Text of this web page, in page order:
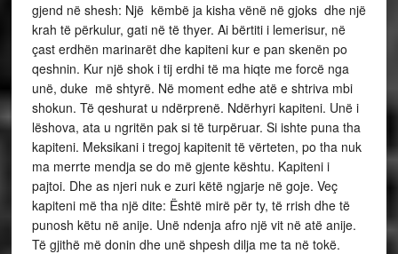
gjend në shesh: Një këmbë ja kisha vënë në gjoks dhe një
krah të përkulur, gati në të thyer. Ai bërtiti i lemerisur, në
çast erdhën marinarët dhe kapiteni kur e pan skenën po
qeshnin. Kur një shok i tij erdhi të ma hiqte me forcë nga
unë, duke më shtyrë. Në moment edhe atë e shtriva mbi
shokun. Të qeshurat u ndërprenë. Ndërhyri kapiteni. Unë i
lëshova, ata u ngritën pak si të turpëruar. Si ishte puna tha
kapiteni. Meksikani i tregoj kapitenit të vërteten, po tha nuk
ma merrte mendja se do më gjente kështu. Kapiteni i
pajtoi. Dhe as njeri nuk e zuri këtë ngjarje në goje. Veç
kapiteni më tha një dite: Është mirë për ty, të rrish dhe të
punosh këtu në anije. Unë ndenja afro një vit në atë anije.
Të gjithë më donin dhe unë shpesh dilja me ta në tokë.